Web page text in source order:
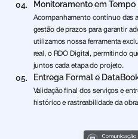
04. Monitoramento em Tempo
Acompanhamento contínuo das
gestão de prazos para garantir
utilizamos nossa ferramenta
real, o RDO Digital, permitindo
juntos cada etapa do projeto.
05. Entrega Formal e
Validação final dos serviços e
histórico e rastreabilidade da